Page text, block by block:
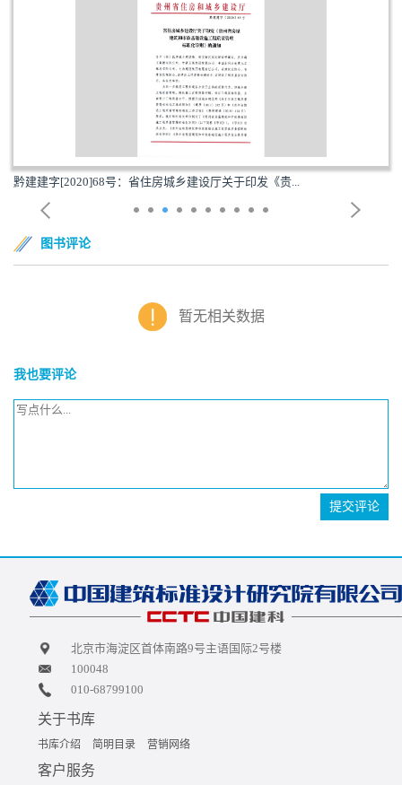
黔建建字[2020]68号：省住房城乡建设厅关于印发《贵...
图书评论
暂无相关数据
我也要评论
提交评论
北京市海淀区首体南路9号主语国际2号楼
100048
010-68799100
关于书库
书库介绍 简明目录 营销网络
客户服务